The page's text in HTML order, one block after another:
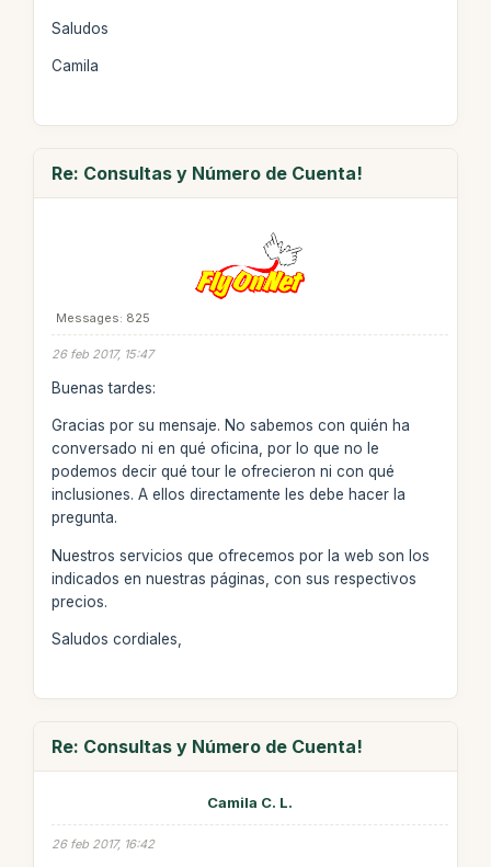
Saludos
Camila
Re: Consultas y Número de Cuenta!
Messages: 825
26 feb 2017, 15:47
Buenas tardes:
Gracias por su mensaje. No sabemos con quién ha
conversado ni en qué oficina, por lo que no le
podemos decir qué tour le ofrecieron ni con qué
inclusiones. A ellos directamente les debe hacer la
pregunta.
Nuestros servicios que ofrecemos por la web son los
indicados en nuestras páginas, con sus respectivos
precios.
Saludos cordiales,
Re: Consultas y Número de Cuenta!
Camila C. L.
26 feb 2017, 16:42